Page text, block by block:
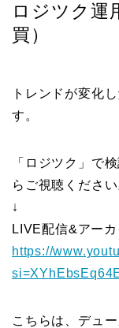
ロジツク運
買）
トレンドが変化
す。
「ロジツク」で
らご視聴ください
↓
LIVE配信&アー
https://
こちらは、デュ